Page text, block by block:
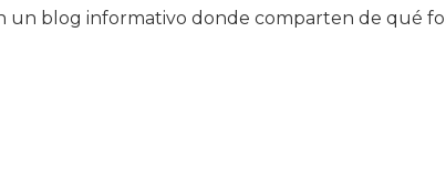
un blog informativo donde comparten de qué